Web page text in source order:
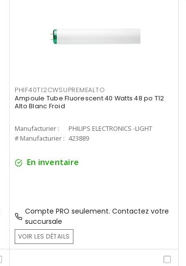
PHIF40T12CWSUPREMEALTO
Ampoule Tube Fluorescent 40 Watts 48 po T12
Alto Blanc Froid
Manufacturier :
PHILIPS ELECTRONICS -LIGHT
# Manufacturier : 423889
En inventaire
Compte PRO seulement. Contactez votre
succursale
VOIR LES DÉTAILS